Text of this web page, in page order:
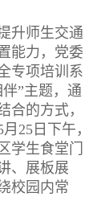
升师生交通
能力，党委
专项培训系
”主题，通
合的方式，
25日下午，
学生食堂门
、展板展
校园内常